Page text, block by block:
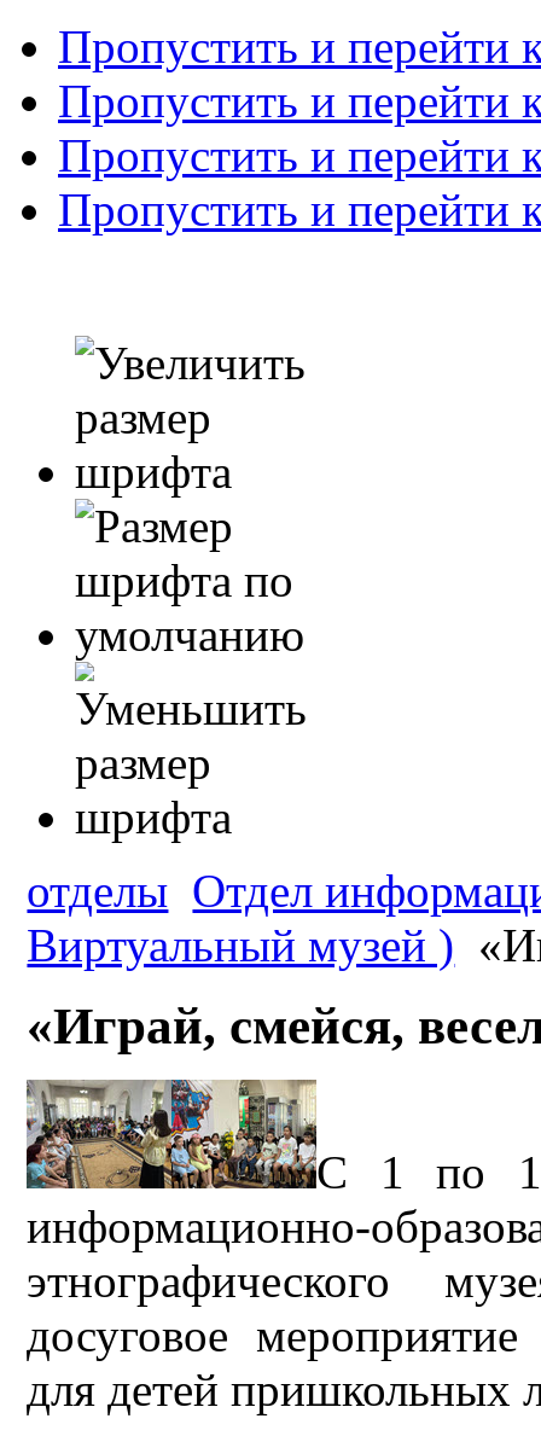
Пропустить и перейти
Пропустить и перейти
Пропустить и перейти
Пропустить и перейти
отделы Отдел
Виртуальный музей )
«Играй, смейся,
С 1 по
информационно-
этнографического
досуговое
для детей пришкольных